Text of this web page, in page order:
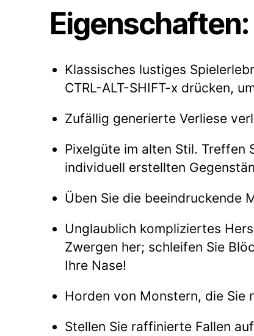
Eigenschaften:
Klassisches lustiges
CTRL-ALT-SHIFT-x drücken,
Zufällig generierte Verliese
Pixelgüte im alten Stil. Treffen
individuell erstellten
Üben Sie die beeindruckende
Unglaublich kompliziertes
Zwergen her; schleifen Sie
Ihre Nase!
Horden von Monstern, die Sie
Stellen Sie raffinierte Fallen